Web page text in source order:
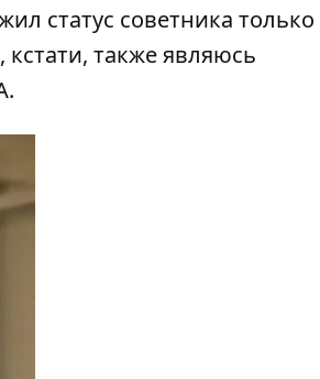
статус советника только
также являюсь